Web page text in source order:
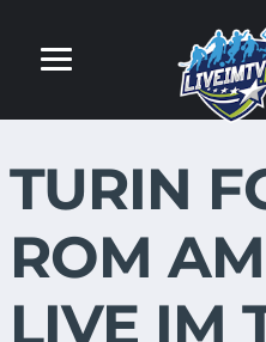
TURIN
ROM
LIVE IM